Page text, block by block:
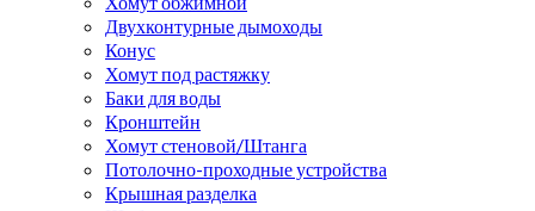
Двухконтурные дымоходы
Конус
Хомут под растяжку
Баки для воды
Кронштейн
Хомут стеновой/Штанга
Потолочно-проходные устройства
Крышная разделка